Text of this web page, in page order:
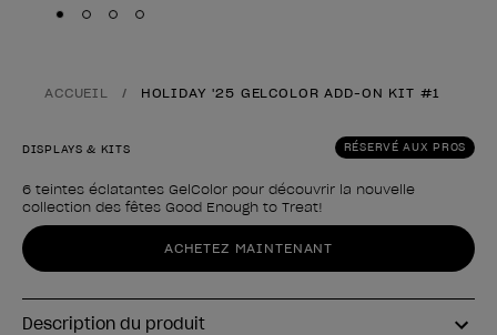
Skip to slide
Skip to slide
Skip to slide
Skip to slide
ACCUEIL HOLIDAY '25 GELCOLOR ADD-ON KIT #1
RÉSERVÉ AUX PROS
DISPLAYS & KITS
6 teintes éclatantes GelColor pour découvrir la nouvelle
collection des fêtes Good Enough to Treat!
Forme du produit
ACHETEZ MAINTENANT
Description du produit